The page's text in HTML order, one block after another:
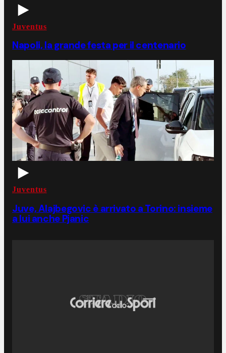
Juventus
Napoli, la grande festa per il centenario
Juventus
Juve, Alajbegovic è arrivato a Torino: insieme
a lui anche Pjanic